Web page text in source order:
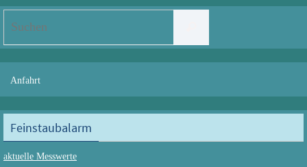
Anfahrt
Feinstaubalarm
aktuelle Messwerte